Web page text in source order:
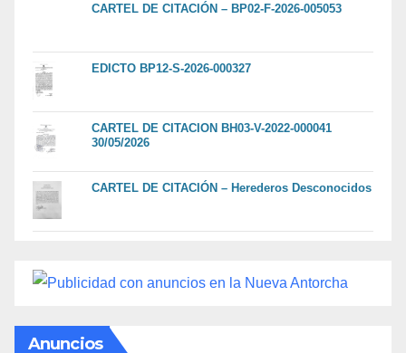
CARTEL DE CITACIÓN – BP02-F-2026-005053
EDICTO BP12-S-2026-000327
CARTEL DE CITACION BH03-V-2022-000041
30/05/2026
CARTEL DE CITACIÓN – Herederos Desconocidos
Anuncios